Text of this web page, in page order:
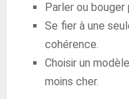
Parler ou bouger
Se fier à une
cohérence.
Choisir un
moins cher.